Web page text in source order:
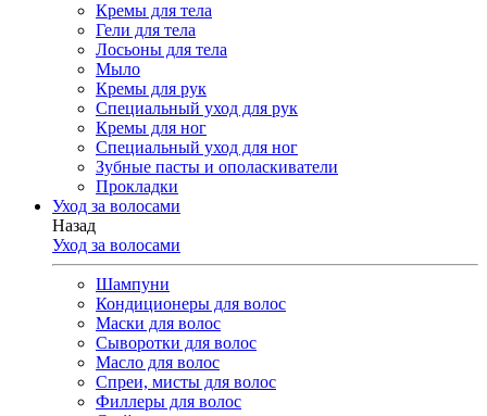
Кремы для тела
Гели для тела
Лосьоны для тела
Мыло
Кремы для рук
Специальный уход для рук
Кремы для ног
Специальный уход для ног
Зубные пасты и ополаскиватели
Прокладки
Уход за волосами
Назад
Уход за волосами
Шампуни
Кондиционеры для волос
Маски для волос
Сыворотки для волос
Масло для волос
Спреи, мисты для волос
Филлеры для волос